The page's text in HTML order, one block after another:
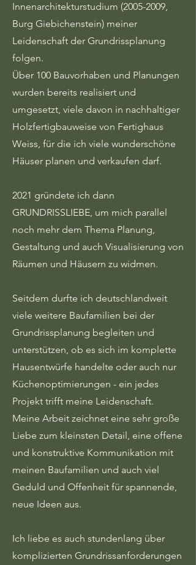
Innenarchitekturstudium (2005-2009,
Burg Giebichenstein) meiner
Leidenschaft der Grundrissplanung
folgen.
Über 100 Bauvorhaben und Planungen
wurden bereits realisiert und
umgesetzt, viele davon in nachhaltiger
Holzfertigbauweise von Fertighaus
Weiss, für die ich viele wunderschöne
Häuser planen und verkaufen darf.
2021 gründete ich dann
GRUNDRISSLIEBE, um mich parallel
noch mehr dem Thema Planung,
Gestaltung und auch Visualisierung von
Räumen und Häusern zu widmen.
Seitdem durfte ich deutschlandweit
viele weitere Baufamilien bei der
Grundrissplanung begleiten und
unterstützen, ob es sich im komplette
Hausentwürfe handelte oder auch nur
Küchenoptimierungen - ein jedes
Projekt trifft meine Leidenschaft.
Meine Arbeit zeichnet eine sehr große
Liebe zum kleinsten Detail, eine offene
und konstruktive Kommunikation mit
meinen Baufamilien und auch viel
Geduld und Offenheit für spannende,
neue Ideen aus.
Ich liebe es auch stundenlang über
komplizierten Grundrissanforderungen